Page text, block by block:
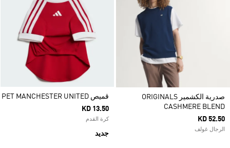
صدرية الكشمير ORIGINALS
CASHMERE BLEND
KD 52.50
الرجال غولف
قميص PET MANCHESTER UNITED
KD 13.50
كرة القدم
جديد